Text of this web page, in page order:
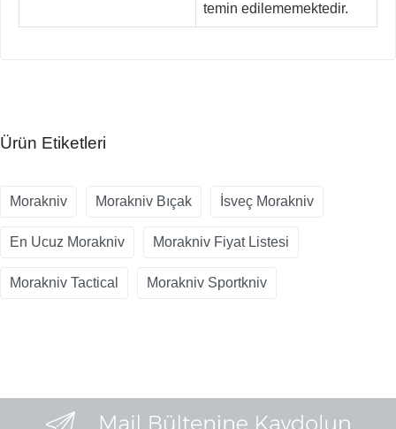
temin edilememektedir.
Ürün Etiketleri
Morakniv Morakniv Bıçak İsveç Morakniv
En Ucuz Morakniv Morakniv Fiyat Listesi
Morakniv Tactical Morakniv Sportkniv